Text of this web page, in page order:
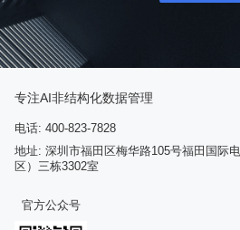
专注AI非结构化数据管理
电话: 400-823-7828
地址: 深圳市福田区梅华路105号福田国际
区）三栋3302室
官方公众号